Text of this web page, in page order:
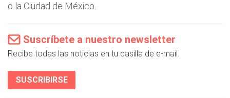
o la Ciudad de México.
Suscríbete a nuestro newsletter
Recibe todas las noticias en tu casilla de e-mail.
SUSCRIBIRSE